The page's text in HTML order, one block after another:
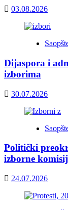
03.08.2026
Dijaspora i
izborima
30.07.2026
Politički
izborne
24.07.2026